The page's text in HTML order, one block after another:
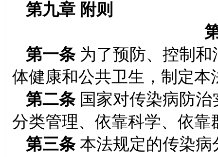
第九章 附则
第一条 为了预防、控制
体健康和公共卫生，制定本
第二条 国家对传染病防
分类管理、依靠科学、依靠
第三条 本法规定的传染